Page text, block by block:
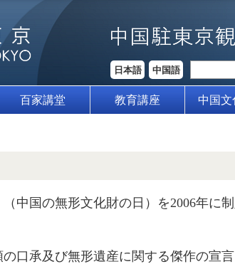
日本語 中国語
百家講堂 教育講座 中国文
中国の無形文化財の日）を2006年に
口承及び無形遺産に関する傑作の宣